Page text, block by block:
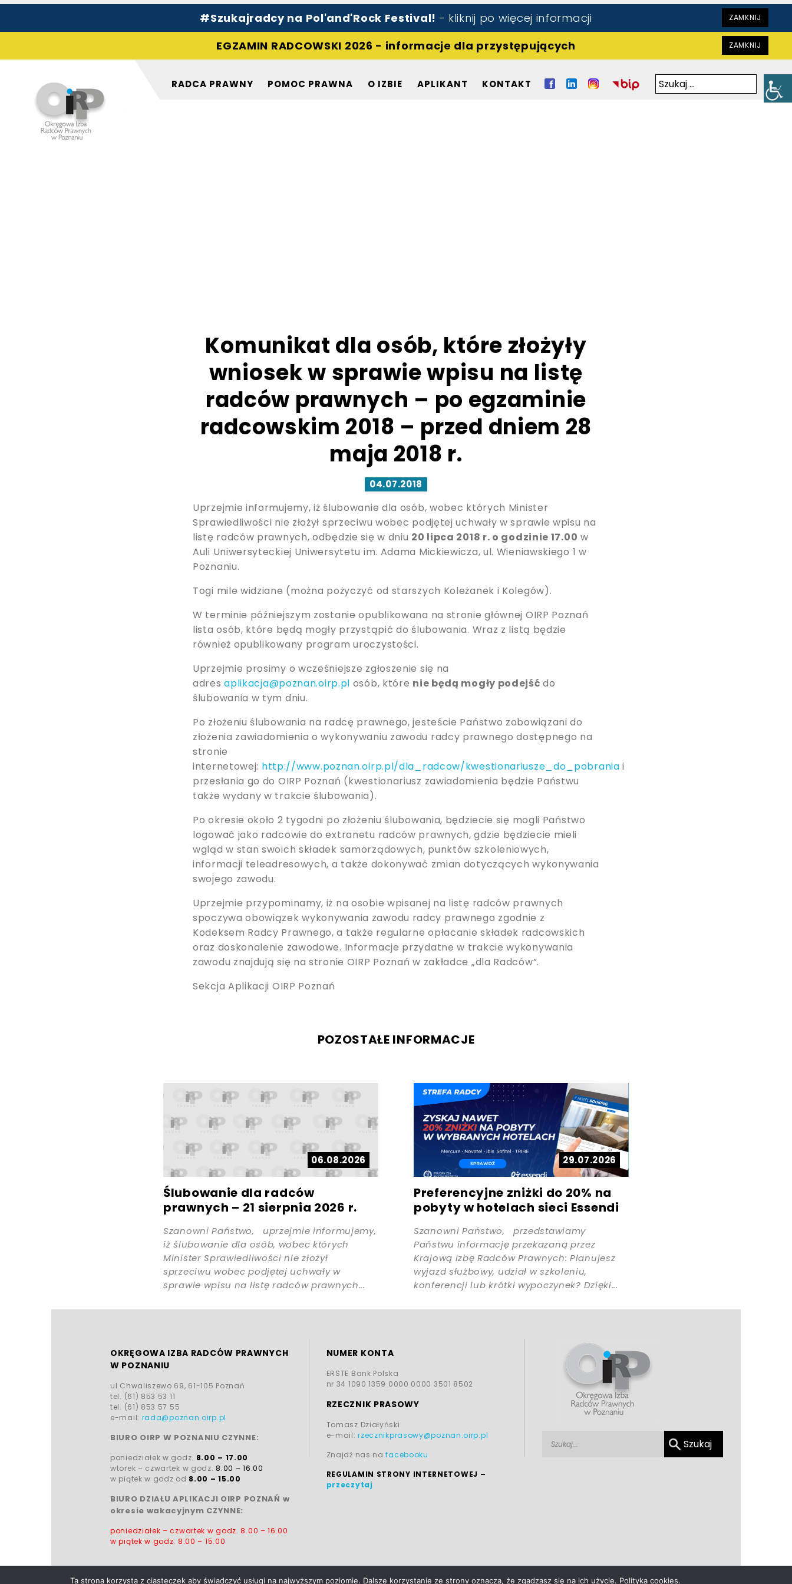
#Szukajradcy na Pol'and'Rock Festival! - kliknij po więcej informacji ZAMKNIJ
EGZAMIN RADCOWSKI 2026 - informacje dla przystępujących ZAMKNIJ
RADCA PRAWNY POMOC PRAWNA O IZBIE APLIKANT KONTAKT Szukaj:
Szukaj
Komunikat dla osób, które złożyły
wniosek w sprawie wpisu na listę
radców prawnych – po egzaminie
radcowskim 2018 – przed dniem 28
maja 2018 r.
04.07.2018
Uprzejmie informujemy, iż ślubowanie dla osób, wobec których Minister
Sprawiedliwości nie złożył sprzeciwu wobec podjętej uchwały w sprawie wpisu na
listę radców prawnych, odbędzie się w dniu 20 lipca 2018 r. o godzinie 17.00 w
Auli Uniwersyteckiej Uniwersytetu im. Adama Mickiewicza, ul. Wieniawskiego 1 w
Poznaniu.
Togi mile widziane (można pożyczyć od starszych Koleżanek i Kolegów).
W terminie późniejszym zostanie opublikowana na stronie głównej OIRP Poznań
lista osób, które będą mogły przystąpić do ślubowania. Wraz z listą będzie
również opublikowany program uroczystości.
Uprzejmie prosimy o wcześniejsze zgłoszenie się na
adresaplikacja@poznan.oirp.pl osób, które nie będą mogły podejśćdo
ślubowania w tym dniu.
Po złożeniu ślubowania na radcę prawnego, jesteście Państwo zobowiązani do
złożenia zawiadomienia o wykonywaniu zawodu radcy prawnego dostępnego na
stronie
internetowej: http://www.poznan.oirp.pl/dla_radcow/kwestionariusze_do_pobrania i
przesłania go do OIRP Poznań (kwestionariusz zawiadomienia będzie Państwu
także wydany w trakcie ślubowania).
Po okresie około 2 tygodni po złożeniu ślubowania, będziecie się mogli Państwo
logować jako radcowie do extranetu radców prawnych, gdzie będziecie mieli
wgląd w stan swoich składek samorządowych, punktów szkoleniowych,
informacji teleadresowych, a także dokonywać zmian dotyczących wykonywania
swojego zawodu.
Uprzejmie przypominamy, iż na osobie wpisanej na listę radców prawnych
spoczywa obowiązek wykonywania zawodu radcy prawnego zgodnie z
Kodeksem Radcy Prawnego, a także regularne opłacanie składek radcowskich
oraz doskonalenie zawodowe. Informacje przydatne w trakcie wykonywania
zawodu znajdują się na stronie OIRP Poznań w zakładce „dla Radców”.
Sekcja Aplikacji OIRP Poznań
POZOSTAŁE INFORMACJE
06.08.2026
Ślubowanie dla radców
prawnych – 21 sierpnia 2026 r.
Szanowni Państwo, uprzejmie informujemy,
iż ślubowanie dla osób, wobec których
Minister Sprawiedliwości nie złożył
sprzeciwu wobec podjętej uchwały w
sprawie wpisu na listę radców prawnych...
29.07.2026
Preferencyjne zniżki do 20% na
pobyty w hotelach sieci Essendi
Szanowni Państwo, przedstawiamy
Państwu informację przekazaną przez
Krajową Izbę Radców Prawnych: Planujesz
wyjazd służbowy, udział w szkoleniu,
konferencji lub krótki wypoczynek? Dzięki...
OKRĘGOWA IZBA RADCÓW PRAWNYCH
W POZNANIU
ul.Chwaliszewo 69, 61-105 Poznań
tel. (61) 853 53 11
tel. (61) 853 57 55
e-mail: rada@poznan.oirp.pl
BIURO OIRP W POZNANIU CZYNNE:
poniedziałek w godz. 8.00 – 17.00
wtorek – czwartek w godz.8.00 – 16.00
w piątek w godz od 8.00 – 15.00
BIURO DZIAŁU APLIKACJI OIRP POZNAŃ w
okresie wakacyjnym CZYNNE:
poniedziałek – czwartek w godz. 8.00 – 16.00
w piątek w godz. 8.00 – 15.00
NUMER KONTA
ERSTE Bank Polska
nr 34 1090 1359 0000 0000 3501 8502
RZECZNIK PRASOWY
Tomasz Działyński
e-mail:rzecznikprasowy@poznan.oirp.pl
Znajdź nas nafacebooku
REGULAMIN STRONY INTERNETOWEJ –
przeczytaj
Radca prawny
Pomoc prawna
O izbie
Aplikant
Ta strona korzysta z ciasteczek aby świadczyć usługi na najwyższym poziomie. Dalsze korzystanie ze strony oznacza, że zgadzasz się na ich użycie. Polityka cookies.